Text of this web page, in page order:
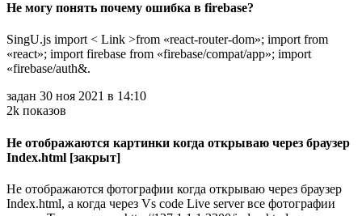
Не могу понять почему ошибка в firebase?
SingU.js import < Link >from «react-router-dom»; importfrom
«react»; import firebase from «firebase/compat/app»; import
«firebase/auth&.
задан 30 ноя 2021 в 14:10
2k показов
Не отображаются картинки когда открываю через браузер
Index.html [закрыт]
Не отображаются фотографии когда открываю через браузер
Index.html, а когда через Vs code Live server все фотографии